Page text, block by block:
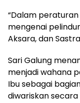
“Dalam
mengenai
Aksara, dan
Sari Galung
menjadi wahana
Ibu sebagai
diwariskan